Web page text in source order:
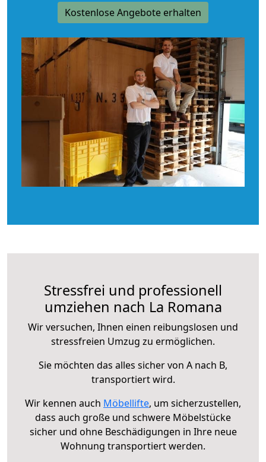
Kostenlose Angebote erhalten
Stressfrei und professionell
umziehen nach La Romana
Wir versuchen, Ihnen einen reibungslosen und
stressfreien Umzug zu ermöglichen.
Sie möchten das alles sicher von A nach B,
transportiert wird.
Wir kennen auch Möbellifte, um sicherzustellen,
dass auch große und schwere Möbelstücke
sicher und ohne Beschädigungen in Ihre neue
Wohnung transportiert werden.